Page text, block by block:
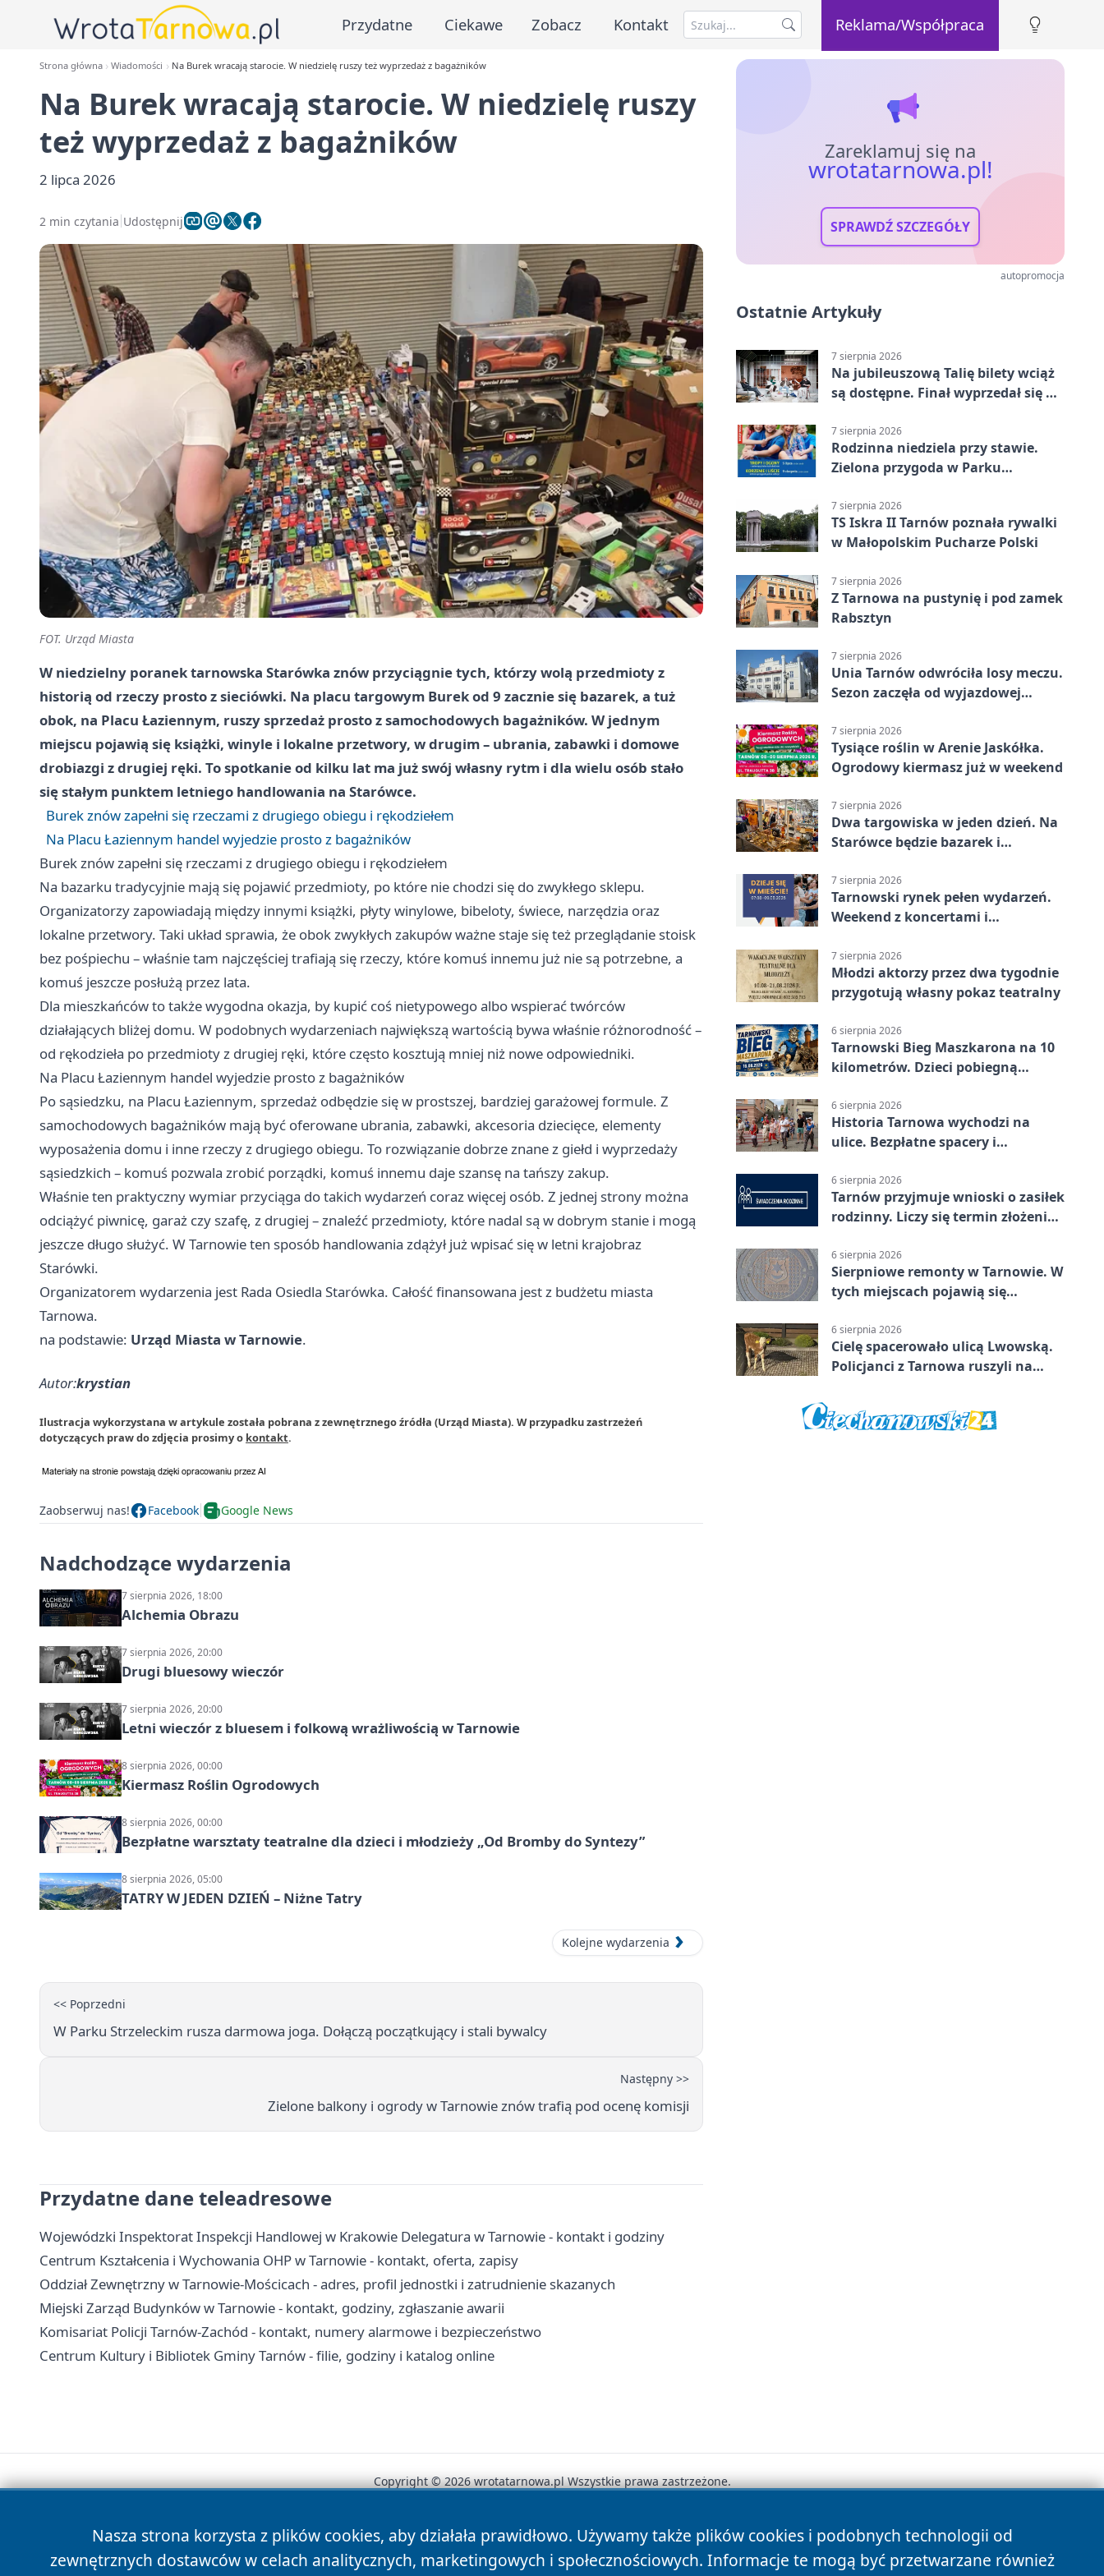
Przydatne Ciekawe Zobacz Kontakt Reklama/Współpraca
Strona główna Wiadomości Na Burek wracają starocie. W niedzielę ruszy też wyprzedaż z bagażników
Na Burek wracają starocie. W niedzielę ruszy
też wyprzedaż z bagażników
2 lipca 2026
2 min czytania Udostępnij
FOT. Urząd Miasta
W niedzielny poranek tarnowska Starówka znów przyciągnie tych, którzy wolą przedmioty z
historią od rzeczy prosto z sieciówki. Na placu targowym Burek od 9 zacznie się bazarek, a tuż
obok, na Placu Łaziennym, ruszy sprzedaż prosto z samochodowych bagażników. W jednym
miejscu pojawią się książki, winyle i lokalne przetwory, w drugim – ubrania, zabawki i domowe
drobiazgi z drugiej ręki. To spotkanie od kilku lat ma już swój własny rytm i dla wielu osób stało
się stałym punktem letniego handlowania na Starówce.
Burek znów zapełni się rzeczami z drugiego obiegu i rękodziełem
Na Placu Łaziennym handel wyjedzie prosto z bagażników
Burek znów zapełni się rzeczami z drugiego obiegu i rękodziełem
Na bazarku tradycyjnie mają się pojawić przedmioty, po które nie chodzi się do zwykłego sklepu.
Organizatorzy zapowiadają między innymi książki, płyty winylowe, bibeloty, świece, narzędzia oraz
lokalne przetwory. Taki układ sprawia, że obok zwykłych zakupów ważne staje się też przeglądanie stoisk
bez pośpiechu – właśnie tam najczęściej trafiają się rzeczy, które komuś innemu już nie są potrzebne, a
komuś jeszcze posłużą przez lata.
Dla mieszkańców to także wygodna okazja, by kupić coś nietypowego albo wspierać twórców
działających bliżej domu. W podobnych wydarzeniach największą wartością bywa właśnie różnorodność –
od rękodzieła po przedmioty z drugiej ręki, które często kosztują mniej niż nowe odpowiedniki.
Na Placu Łaziennym handel wyjedzie prosto z bagażników
Po sąsiedzku, na Placu Łaziennym, sprzedaż odbędzie się w prostszej, bardziej garażowej formule. Z
samochodowych bagażników mają być oferowane ubrania, zabawki, akcesoria dziecięce, elementy
wyposażenia domu i inne rzeczy z drugiego obiegu. To rozwiązanie dobrze znane z giełd i wyprzedaży
sąsiedzkich – komuś pozwala zrobić porządki, komuś innemu daje szansę na tańszy zakup.
Właśnie ten praktyczny wymiar przyciąga do takich wydarzeń coraz więcej osób. Z jednej strony można
odciążyć piwnicę, garaż czy szafę, z drugiej – znaleźć przedmioty, które nadal są w dobrym stanie i mogą
jeszcze długo służyć. W Tarnowie ten sposób handlowania zdążył już wpisać się w letni krajobraz
Starówki.
Organizatorem wydarzenia jest Rada Osiedla Starówka. Całość finansowana jest z budżetu miasta
Tarnowa.
na podstawie: Urząd Miasta w Tarnowie.
Autor:krystian
Ilustracja wykorzystana w artykule została pobrana z zewnętrznego źródła (Urząd Miasta). W przypadku zastrzeżeń
dotyczących praw do zdjęcia prosimy o kontakt.
Zaobserwuj nas! Facebook Google News
Nadchodzące wydarzenia
7 sierpnia 2026, 18:00
Alchemia Obrazu
7 sierpnia 2026, 20:00
Drugi bluesowy wieczór
7 sierpnia 2026, 20:00
Letni wieczór z bluesem i folkową wrażliwością w Tarnowie
8 sierpnia 2026, 00:00
Kiermasz Roślin Ogrodowych
8 sierpnia 2026, 00:00
Bezpłatne warsztaty teatralne dla dzieci i młodzieży „Od Bromby do Syntezy”
8 sierpnia 2026, 05:00
TATRY W JEDEN DZIEŃ – Niżne Tatry
Kolejne wydarzenia
<< Poprzedni
W Parku Strzeleckim rusza darmowa joga. Dołączą początkujący i stali bywalcy
Następny >>
Zielone balkony i ogrody w Tarnowie znów trafią pod ocenę komisji
Przydatne dane teleadresowe
Wojewódzki Inspektorat Inspekcji Handlowej w Krakowie Delegatura w Tarnowie - kontakt i godziny
Centrum Kształcenia i Wychowania OHP w Tarnowie - kontakt, oferta, zapisy
Oddział Zewnętrzny w Tarnowie-Mościcach - adres, profil jednostki i zatrudnienie skazanych
Miejski Zarząd Budynków w Tarnowie - kontakt, godziny, zgłaszanie awarii
Komisariat Policji Tarnów-Zachód - kontakt, numery alarmowe i bezpieczeństwo
Centrum Kultury i Bibliotek Gminy Tarnów - filie, godziny i katalog online
Zareklamuj się na
wrotatarnowa.pl!
SPRAWDŹ SZCZEGÓŁY
autopromocja
Ostatnie Artykuły
7 sierpnia 2026
Na jubileuszową Talię bilety wciąż
są dostępne. Finał wyprzedał się w
7 sierpnia 2026
Rodzinna niedziela przy stawie.
Zielona przygoda w Parku
7 sierpnia 2026
TS Iskra II Tarnów poznała rywalki
w Małopolskim Pucharze Polski
7 sierpnia 2026
Z Tarnowa na pustynię i pod zamek
Rabsztyn
7 sierpnia 2026
Unia Tarnów odwróciła losy meczu.
Sezon zaczęła od wyjazdowej
7 sierpnia 2026
Tysiące roślin w Arenie Jaskółka.
Ogrodowy kiermasz już w weekend
7 sierpnia 2026
Dwa targowiska w jeden dzień. Na
Starówce będzie bazarek i
7 sierpnia 2026
Tarnowski rynek pełen wydarzeń.
Weekend z koncertami i
7 sierpnia 2026
Młodzi aktorzy przez dwa tygodnie
przygotują własny pokaz teatralny
6 sierpnia 2026
Tarnowski Bieg Maszkarona na 10
kilometrów. Dzieci pobiegną
6 sierpnia 2026
Historia Tarnowa wychodzi na
ulice. Bezpłatne spacery i
6 sierpnia 2026
Tarnów przyjmuje wnioski o zasiłek
rodzinny. Liczy się termin złożenia
6 sierpnia 2026
Sierpniowe remonty w Tarnowie. W
tych miejscach pojawią się
6 sierpnia 2026
Cielę spacerowało ulicą Lwowską.
Policjanci z Tarnowa ruszyli na
Nasza strona korzysta z plików cookies, aby działała prawidłowo. Używamy także plików cookies i podobnych technologii od
zewnętrznych dostawców w celach analitycznych, marketingowych i społecznościowych. Informacje te mogą być przetwarzane również
Copyright © 2026 wrotatarnowa.pl Wszystkie prawa zastrzeżone.
News Autorzy Polityka Prywatności Polityka Cookies